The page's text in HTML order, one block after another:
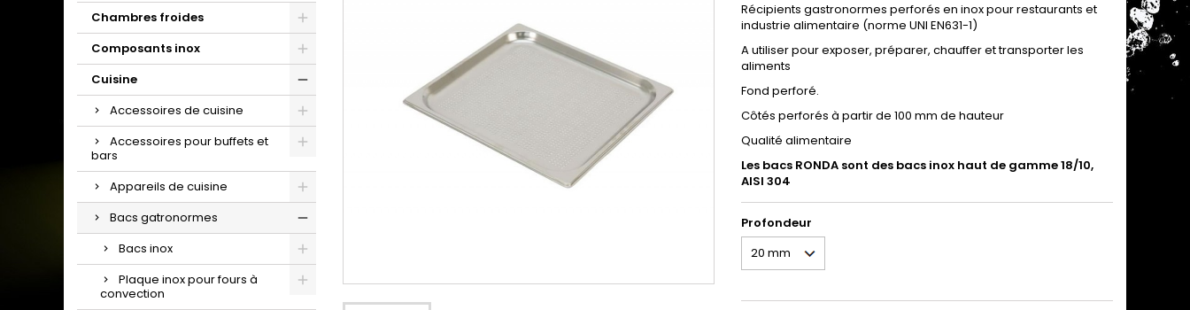
Chambres froides
Composants inox
Cuisine
Accessoires de cuisine
Accessoires pour buffets et
bars
Appareils de cuisine
Bacs gatronormes
Bacs inox
Plaque inox pour fours à
convection
Récipients gastronormes perforés en inox pour restaurants et
industrie alimentaire (norme UNI EN631-1)
A utiliser pour exposer, préparer, chauffer et transporter les
aliments
Fond perforé.
Côtés perforés à partir de 100 mm de hauteur
Qualité alimentaire
Les bacs RONDA sont des bacs inox haut de gamme 18/10,
AISI 304
Profondeur